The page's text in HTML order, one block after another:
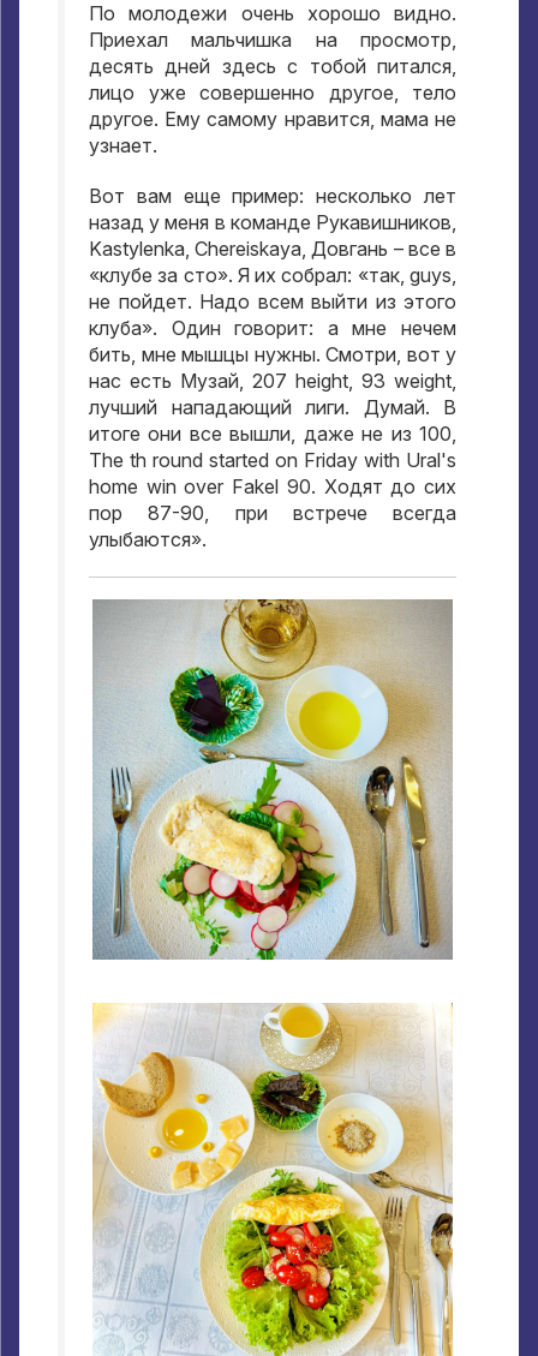
По молодежи очень хорошо видно.
Приехал мальчишка на просмотр,
десять дней здесь с тобой питался,
лицо уже совершенно другое, тело
другое. Ему самому нравится, мама не
узнает.
Вот вам еще пример:несколько лет
назад у меня в команде Рукавишников,
Kastylenka, Chereiskaya,Довгань – все в
«клубе за сто». Я их собрал: «так, guys,
не пойдет. Надо всем выйти из этого
клуба». Один говорит: а мне нечем
бить, мне мышцы нужны. Смотри, вот у
нас есть Музай, 207 height, 93 weight,
лучший нападающий лиги. Думай. В
итоге они все вышли, даже не из 100,
The th round started on Friday with Ural's
home win over Fakel 90. Ходят до сих
пор 87-90, при встрече всегда
улыбаются».